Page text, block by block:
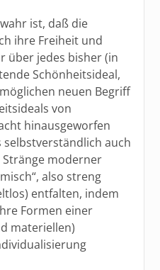
ist, daß die
ihre Freiheit und
über jedes bisher (in
Schönheitsideal,
neuen Begriff
von
hinausgeworfen
auch
moderner
also streng
entfalten, indem
Formen einer
materiellen)